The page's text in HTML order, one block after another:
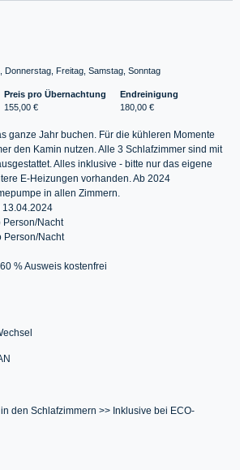
Donnerstag, Freitag, Samstag, Sonntag
Preis pro Übernachtung
155,00 €
Endreinigung
180,00 €
ganze Jahr buchen. Für die kühleren Momente
den Kamin nutzen. Alle 3 Schlafzimmer sind mit
Alles inklusive - bitte nur das eigene
E-Heizungen vorhanden. Ab 2024
in allen Zimmern.
13.04.2024
Person/Nacht
Person/Nacht
% Ausweis kostenfrei
den Schlafzimmern >> Inklusive bei ECO-